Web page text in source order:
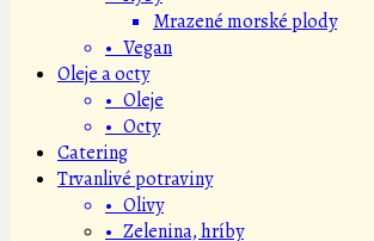
Mrazené morské plody
• Vegan
Oleje a octy
• Oleje
• Octy
Catering
Trvanlivé potraviny
• Olivy
• Zelenina, hríby